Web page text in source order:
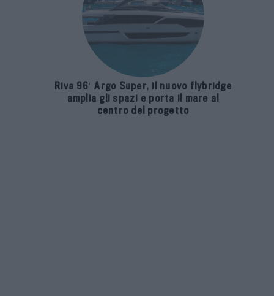
Riva 96′ Argo Super, il nuovo flybridge
amplia gli spazi e porta il mare al
centro del progetto